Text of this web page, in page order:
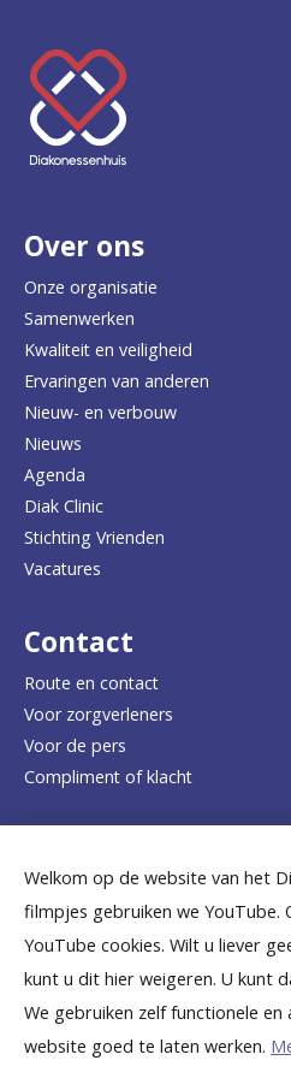
Welkom op de website van het
filmpjes gebruiken we YouTube.
YouTube cookies. Wilt u liever
kunt u dit hier weigeren. U kunt
We gebruiken zelf functionele en
website goed te laten werken.
K
e
e
t
e
r
u
g
n
a
a
d
e
h
o
p
a
g
e
Over ons
Onze organisatie
Samenwerken
Kwaliteit en veiligheid
Ervaringen van anderen
Nieuw- en verbouw
Nieuws
Agenda
Diak Clinic
Stichting Vrienden
Vacatures
Contact
Route en contact
Voor zorgverleners
Voor de pers
Compliment of klacht
Dicht bij jou
B
e
k
B
e
k
B
e
k